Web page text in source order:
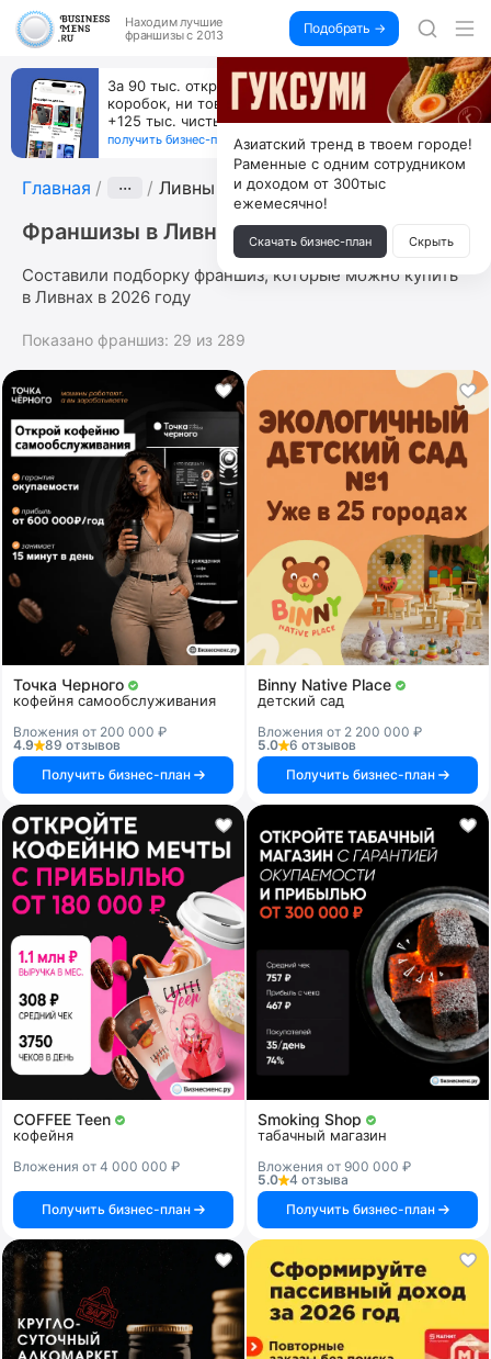
Находим лучшие
франшизы с 2013
Подобрать →
За 90 тыс. открой магазин на Авито, дома ни
коробок, ни товара, ни склада, зато каждый месяц
+125 тыс. чистыми
получить бизнес-план ↓
Главная ··· Ливны
Франшизы в Ливнах
Составили подборку франшиз, которые можно купить
в Ливнах в 2026 году
Показано франшиз: 29 из 289
Точка Черного
кофейня самообслуживания
Вложения от 200 000 ₽
4.9
89 отзывов
Получить бизнес-план
Binny Native Place
детский сад
Вложения от 2 200 000 ₽
5.0
6 отзывов
Получить бизнес-план
COFFEE Teen
кофейня
Вложения от 4 000 000 ₽
Получить бизнес-план
Smoking Shop
табачный магазин
Вложения от 900 000 ₽
5.0
4 отзыва
Получить бизнес-план
Азиатский тренд в твоем городе!
Раменные с одним сотрудником
и доходом от 300тыс
ежемесячно!
Скачать бизнес-план Скрыть